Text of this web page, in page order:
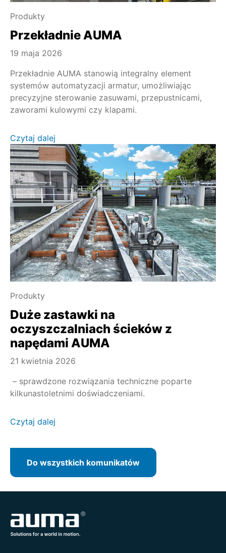
Produkty
Przekładnie AUMA
19 maja 2026
Przekładnie AUMA stanowią integralny element
systemów automatyzacji armatur, umożliwiając
precyzyjne sterowanie zasuwami, przepustnicami,
zaworami kulowymi czy klapami.
Czytaj dalej
Produkty
Duże zastawki na
oczyszczalniach ścieków z
napędami AUMA
21 kwietnia 2026
– sprawdzone rozwiązania techniczne poparte
kilkunastoletnimi doświadczeniami.
Czytaj dalej
Do wszystkich komunikatów